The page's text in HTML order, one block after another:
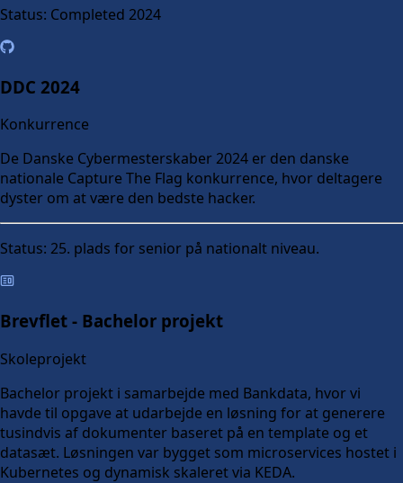
Status: Completed 2024
DDC 2024
Konkurrence
De Danske Cybermesterskaber 2024 er den danske
nationale Capture The Flag konkurrence, hvor deltagere
dyster om at være den bedste hacker.
Status: 25. plads for senior på nationalt niveau.
Brevflet - Bachelor projekt
Skoleprojekt
Bachelor projekt i samarbejde med Bankdata, hvor vi
havde til opgave at udarbejde en løsning for at generere
tusindvis af dokumenter baseret på en template og et
datasæt. Løsningen var bygget som microservices hostet i
Kubernetes og dynamisk skaleret via KEDA.